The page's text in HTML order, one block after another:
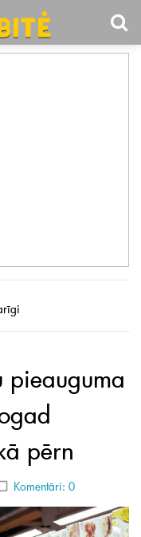
pieauguma
pērn
Komentāri: 0